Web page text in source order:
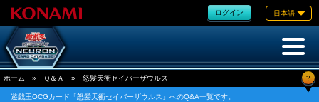
ログイン 日本語
ホーム » Ｑ＆Ａ » 怒髪天衝セイバーザウルス ?
遊戯王OCGカード「怒髪天衝セイバーザウルス」へのQ&A一覧です。